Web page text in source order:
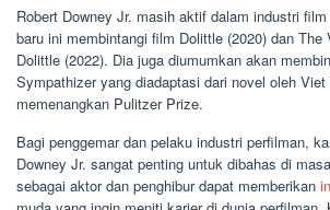
Robert Downey Jr. masih aktif dalam industri
baru ini membintangi film Dolittle (2020) dan The
Dolittle (2022). Dia juga diumumkan akan
Sympathizer yang diadaptasi dari novel oleh
memenangkan Pulitzer Prize.
Bagi penggemar dan pelaku industri perfilman,
Downey Jr. sangat penting untuk dibahas di
sebagai aktor dan penghibur dapat memberikan